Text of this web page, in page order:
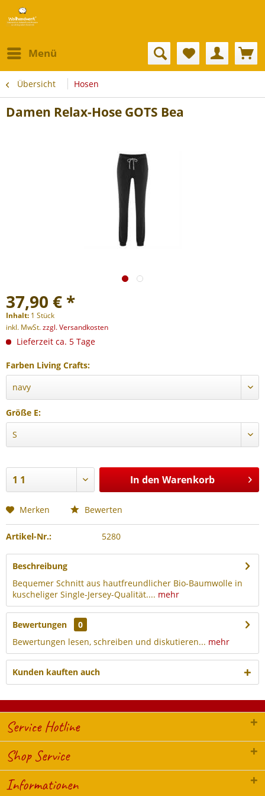
Menü
Übersicht Hosen
Damen Relax-Hose GOTS Bea
37,90 € *
Inhalt: 1 Stück
inkl. MwSt.zzgl. Versandkosten
Lieferzeit ca. 5 Tage
Farben Living Crafts:
Größe E:
In den Warenkorb
Merken Bewerten
Artikel-Nr.: 5280
Beschreibung
Bequemer Schnitt aus hautfreundlicher Bio-Baumwolle in
kuscheliger Single-Jersey-Qualität.... mehr
Bewertungen
0
Bewertungen lesen, schreiben und diskutieren... mehr
Kunden kauften auch
Service Hotline
Shop Service
Informationen